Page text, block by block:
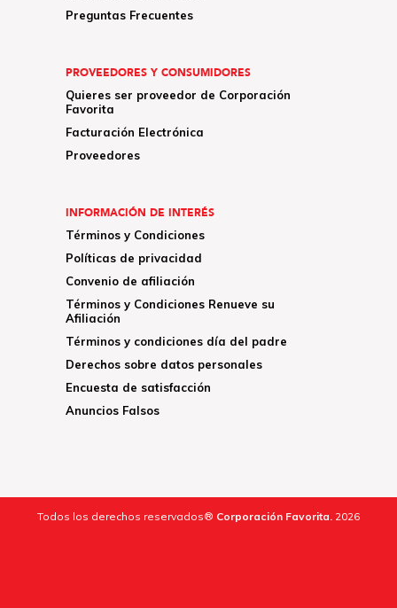
Preguntas Frecuentes
PROVEEDORES Y CONSUMIDORES
Quieres ser proveedor de Corporación
Favorita
Facturación Electrónica
Proveedores
INFORMACIÓN DE INTERÉS
Términos y Condiciones
Políticas de privacidad
Convenio de afiliación
Términos y Condiciones Renueve su
Afiliación
Términos y condiciones día del padre
Derechos sobre datos personales
Encuesta de satisfacción
Anuncios Falsos
Todos los derechos reservados® Corporación Favorita. 2026